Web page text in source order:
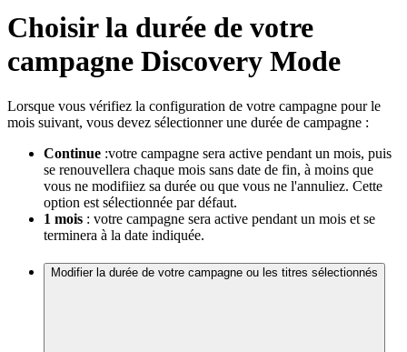
Choisir la durée de votre
campagne Discovery Mode
Lorsque vous vérifiez la configuration de votre campagne pour le
mois suivant, vous devez sélectionner une durée de campagne :
Continue :votre campagne sera active pendant un mois, puis
se renouvellera chaque mois sans date de fin, à moins que
vous ne modifiiez sa durée ou que vous ne l'annuliez. Cette
option est sélectionnée par défaut.
1 mois : votre campagne sera active pendant un mois et se
terminera à la date indiquée.
Modifier la durée de votre campagne ou les titres sélectionnés